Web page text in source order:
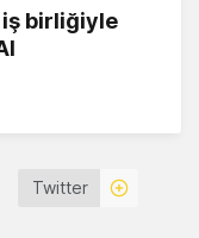
iş birliğiyle
Twitter